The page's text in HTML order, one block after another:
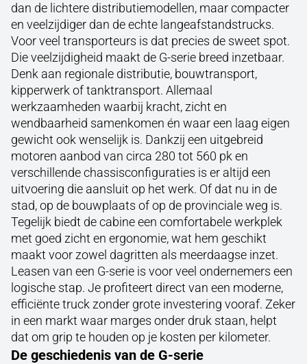
dan de lichtere distributiemodellen, maar compacter
en veelzijdiger dan de echte langeafstandstrucks.
Voor veel transporteurs is dat precies de sweet spot.
Die veelzijdigheid maakt de G-serie breed inzetbaar.
Denk aan regionale distributie, bouwtransport,
kipperwerk of tanktransport. Allemaal
werkzaamheden waarbij kracht, zicht en
wendbaarheid samenkomen én waar een laag eigen
gewicht ook wenselijk is. Dankzij een uitgebreid
motoren aanbod van circa 280 tot 560 pk en
verschillende chassisconfiguraties is er altijd een
uitvoering die aansluit op het werk. Of dat nu in de
stad, op de bouwplaats of op de provinciale weg is.
Tegelijk biedt de cabine een comfortabele werkplek
met goed zicht en ergonomie, wat hem geschikt
maakt voor zowel dagritten als meerdaagse inzet.
Leasen van een G-serie is voor veel ondernemers een
logische stap. Je profiteert direct van een moderne,
efficiënte truck zonder grote investering vooraf. Zeker
in een markt waar marges onder druk staan, helpt
dat om grip te houden op je kosten per kilometer.
De geschiedenis van de G-serie